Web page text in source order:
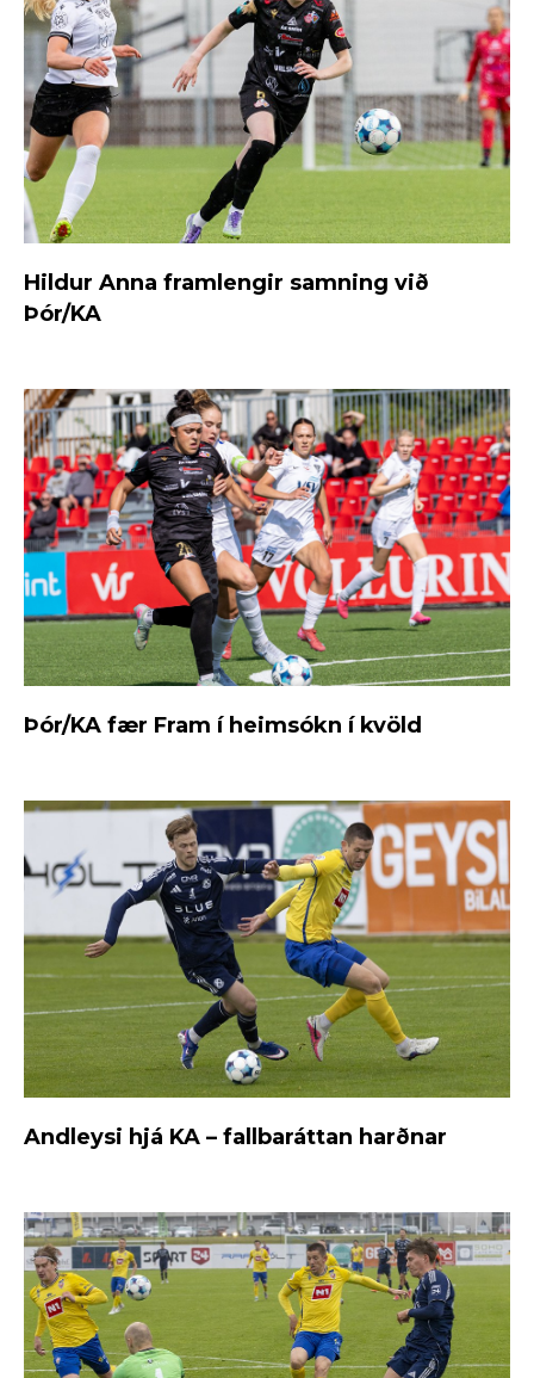
Hildur Anna framlengir samning við
Þór/KA
Þór/KA fær Fram í heimsókn í kvöld
Andleysi hjá KA – fallbaráttan harðnar